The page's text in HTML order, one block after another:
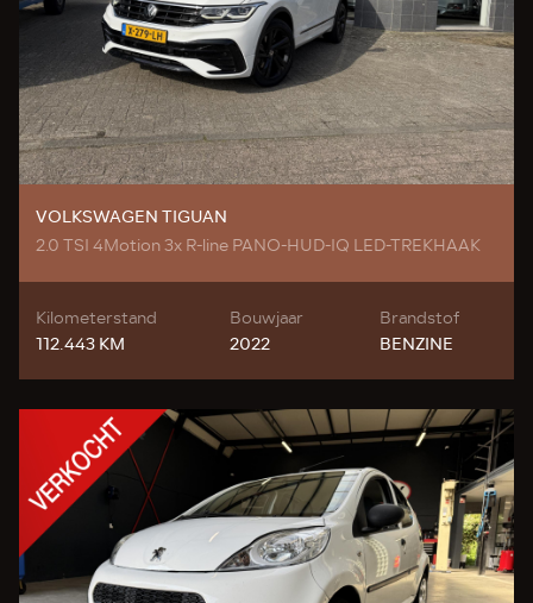
VOLKSWAGEN TIGUAN
2.0 TSI 4Motion 3x R-line PANO-HUD-IQ LED-TREKHAAK
Kilometerstand
112.443 KM
Bouwjaar
2022
Brandstof
BENZINE